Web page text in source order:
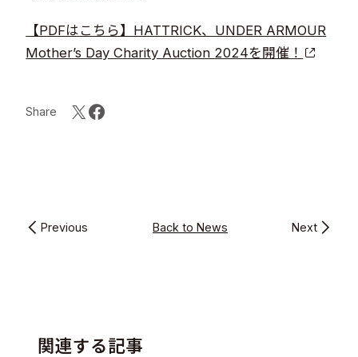
【PDFはこちら】HATTRICK、UNDER ARMOUR
Mother’s Day Charity Auction 2024を開催！
Share
Previous Back to News Next
関連する記事